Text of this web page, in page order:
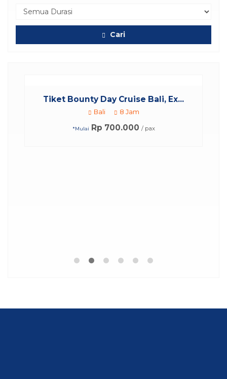
Cari
Tiket Bounty Day Cruise Bali, Ex...
Bali 8 Jam
*Mulai Rp 700.000 / pax